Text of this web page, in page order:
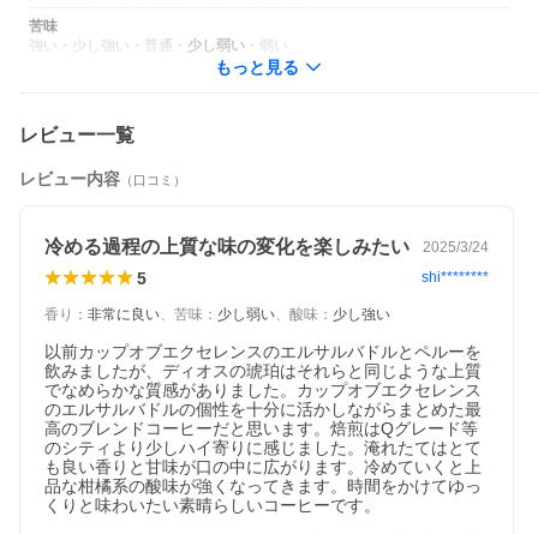
苦味
強い ・ 少し強い ・ 普通 ・ 少し弱い ・ 弱い
もっと見る
レビュー一覧
レビュー内容 （口コミ）
冷める過程の上質な味の変化を楽しみたい 2025/3/24
5 shi********
香り ： 非常に良い、 苦味 ： 少し弱い、 酸味 ： 少し強い
以前カップオブエクセレンスのエルサルバドルとペルーを
飲みましたが、ディオスの琥珀はそれらと同じような上質
でなめらかな質感がありました。カップオブエクセレンス
のエルサルバドルの個性を十分に活かしながらまとめた最
高のブレンドコーヒーだと思います。焙煎はQグレード等
のシティより少しハイ寄りに感じました。淹れたてはとて
も良い香りと甘味が口の中に広がります。冷めていくと上
品な柑橘系の酸味が強くなってきます。時間をかけてゆっ
くりと味わいたい素晴らしいコーヒーです。